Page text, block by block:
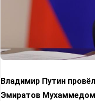
Владимир Путин
Эмиратов Мухаммедом